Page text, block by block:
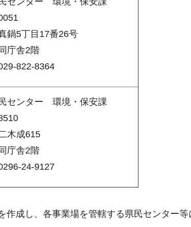
鍋5丁目17番26号
庁舎2階
822-8364
センター 環境・保安課
木成615
庁舎2階
24-9127
成し、各事業場を管轄する県民センター等